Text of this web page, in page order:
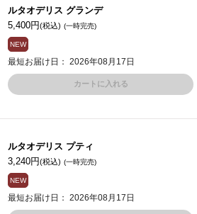
ルタオデリス グランデ
5,400円(税込) (一時完売)
NEW
最短お届け日： 2026年08月17日
カートに入れる
ルタオデリス プティ
3,240円(税込) (一時完売)
NEW
最短お届け日： 2026年08月17日